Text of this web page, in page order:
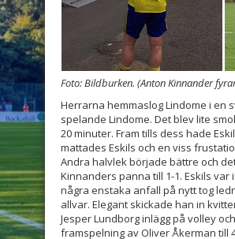
Foto: Bildburken. (Anton Kinnander
Herrarna hemmaslog Lindome i en
spelande Lindome. Det blev lite
20 minuter. Fram tills dess hade
mattades Eskils och en viss
Andra halvlek började bättre och
Kinnanders panna till 1-1. Eskils
några enstaka anfall på nytt tog
allvar. Elegant skickade han in
Jesper Lundborg inlägg på volley
framspelning av Oliver Åkerman till